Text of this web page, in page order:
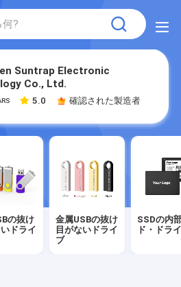
Suntrap Electronic
Co., Ltd.
5.0 確認された製造者
の抜け
ドライ
金属USBの抜け
目がないドライ
ブ
SSDの内
ド・ドラ